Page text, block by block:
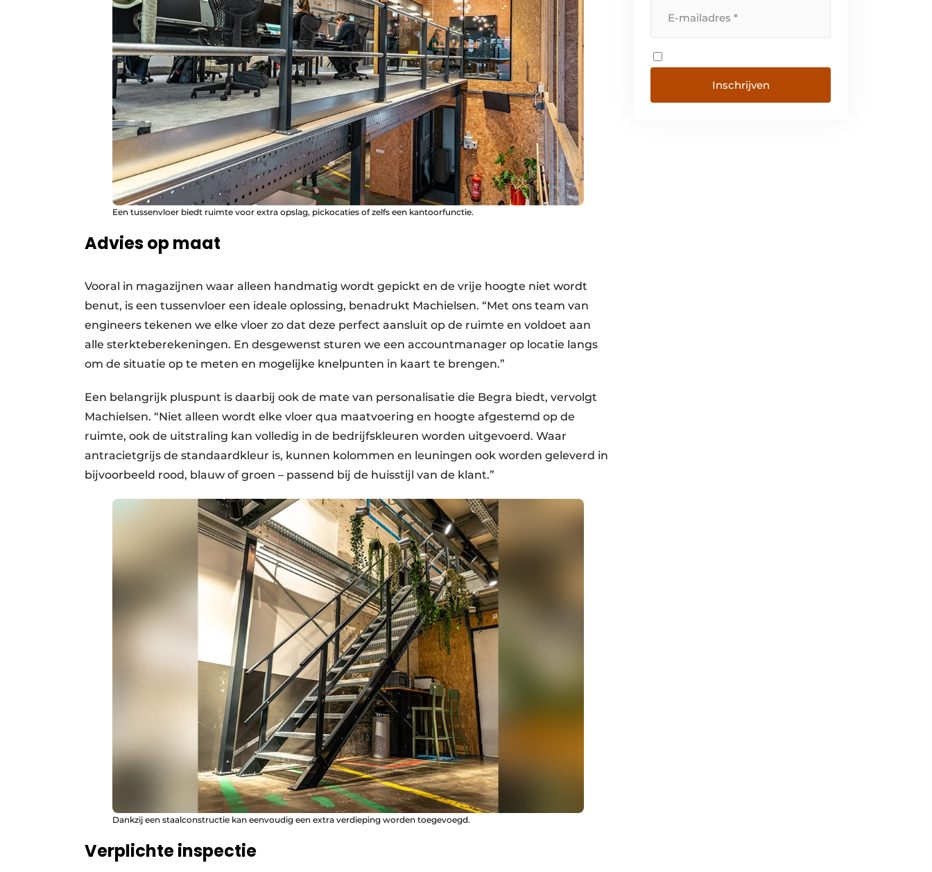
Een tussenvloer biedt ruimte voor extra opslag, pickocaties of zelfs een kantoorfunctie.
Advies op maat
Vooral in magazijnen waar alleen handmatig wordt gepickt en de vrije hoogte niet wordt
benut, is een tussenvloer een ideale oplossing, benadrukt Machielsen. “Met ons team van
engineers tekenen we elke vloer zo dat deze perfect aansluit op de ruimte en voldoet aan
alle sterkteberekeningen. En desgewenst sturen we een accountmanager op locatie langs
om de situatie op te meten en mogelijke knelpunten in kaart te brengen.”
Een belangrijk pluspunt is daarbij ook de mate van personalisatie die Begra biedt, vervolgt
Machielsen. “Niet alleen wordt elke vloer qua maatvoering en hoogte afgestemd op de
ruimte, ook de uitstraling kan volledig in de bedrijfskleuren worden uitgevoerd. Waar
antracietgrijs de standaardkleur is, kunnen kolommen en leuningen ook worden geleverd in
bijvoorbeeld rood, blauw of groen – passend bij de huisstijl van de klant.”
Dankzij een staalconstructie kan eenvoudig een extra verdieping worden toegevoegd.
Verplichte inspectie
Inschrijven